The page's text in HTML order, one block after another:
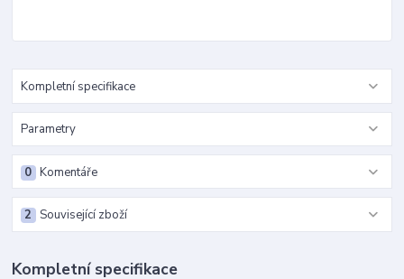
Kompletní specifikace
Parametry
Komentáře
0
Související zboží
2
Kompletní specifikace